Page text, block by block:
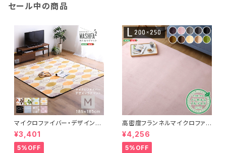
セール中の商品
マイクロファイバー・デザインラ
グマットMサイズ（185×185cm）
洗えるラグマット 【WASHFA2】
FRG-D2-M
¥3,401
5%OFF
高密度フランネルマイクロファイ
バー・ラグマットLサイズ（200×2
50cm）洗えるラグマット｜ナル
トレア
¥4,256
5%OFF